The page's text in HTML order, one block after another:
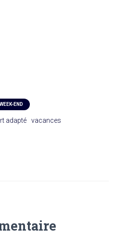
WEEK-END
adapté vacances